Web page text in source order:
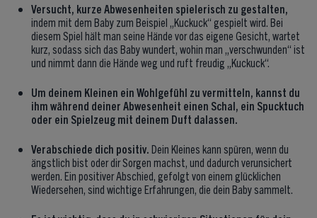
Versucht, kurze Abwesenheiten spielerisch zu gestalten,
indem mit dem Baby zum Beispiel „Kuckuck“ gespielt wird. Bei
diesem Spiel hält man seine Hände vor das eigene Gesicht, wartet
kurz, sodass sich das Baby wundert, wohin man „verschwunden“ ist
und nimmt dann die Hände weg und ruft freudig „Kuckuck“.
Um deinem Kleinen ein Wohlgefühl zu vermitteln, kannst du
ihm während deiner Abwesenheit einen Schal, ein Spucktuch
oder ein Spielzeug mit deinem Duft dalassen.
Verabschiede dich positiv. Dein Kleines kann spüren, wenn du
ängstlich bist oder dir Sorgen machst, und dadurch verunsichert
werden. Ein positiver Abschied, gefolgt von einem glücklichen
Wiedersehen, sind wichtige Erfahrungen, die dein Baby sammelt.